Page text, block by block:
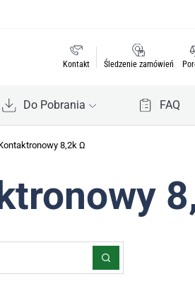
Kontakt Śledzenie zamówień
Do Pobrania FAQ
8,2k Ω